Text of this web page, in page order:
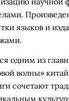
языков и
одним из
волны»
сочетают